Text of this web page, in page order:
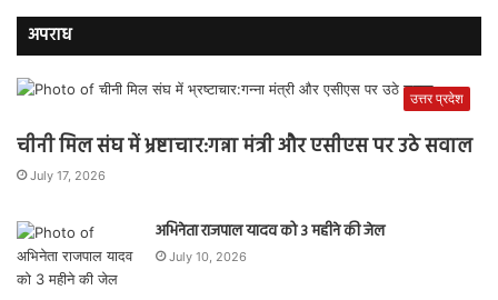
अपराध
उत्तर प्रदेश
चीनी मिल संघ में भ्रष्टाचार:गन्ना मंत्री और एसीएस पर उठे सवाल
July 17, 2026
अभिनेता राजपाल यादव को 3 महीने की जेल
July 10, 2026